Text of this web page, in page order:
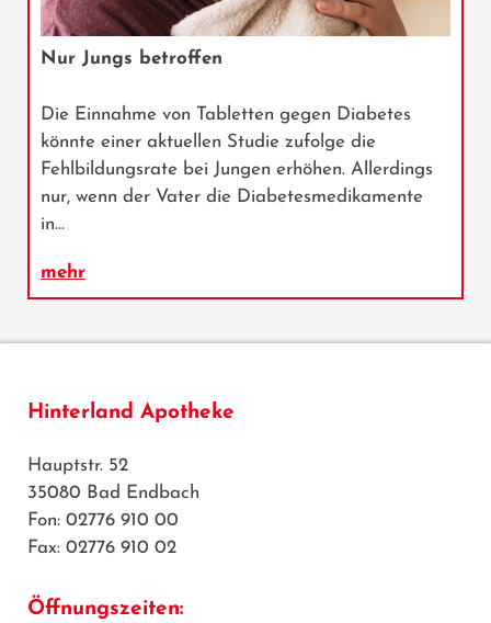
Nur Jungs betroffen
Die Einnahme von Tabletten gegen Diabetes
könnte einer aktuellen Studie zufolge die
Fehlbildungsrate bei Jungen erhöhen. Allerdings
nur, wenn der Vater die Diabetesmedikamente
in…
mehr
Hinterland Apotheke
Hauptstr. 52
35080 Bad Endbach
Fon: 02776 910 00
Fax: 02776 910 02
Öffnungszeiten: